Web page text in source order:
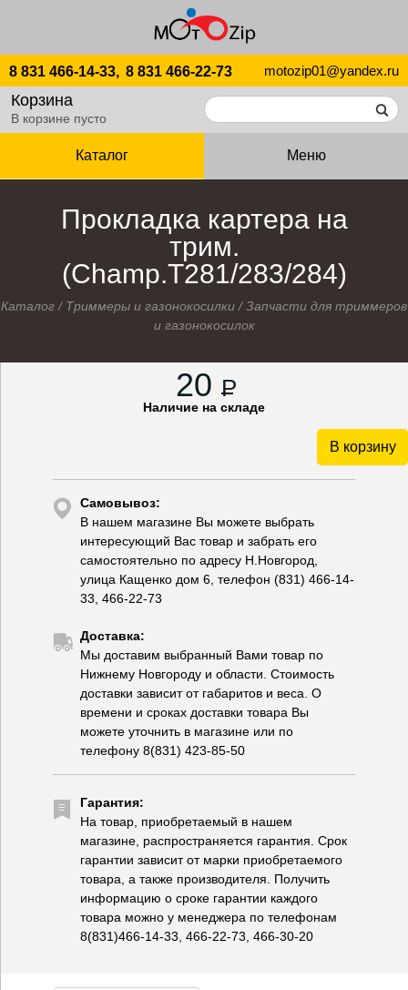
8 831 466-14-33, 8 831 466-22-73 motozip01@yandex.ru
Корзина
В корзине пусто
Каталог Меню
Прокладка картера на
трим.
(Champ.T281/283/284)
Каталог / Триммеры и газонокосилки /Запчасти для триммеров
и газонокосилок
20 P
Наличие на складе
В корзину
Самовывоз:
В нашем магазине Вы можете выбрать
интересующий Вас товар и забрать его
самостоятельно по адресу Н.Новгород,
улица Кащенко дом 6, телефон (831) 466-14-
33, 466-22-73
Доставка:
Мы доставим выбранный Вами товар по
Нижнему Новгороду и области. Стоимость
доставки зависит от габаритов и веса. О
времени и сроках доставки товара Вы
можете уточнить в магазине или по
телефону 8(831) 423-85-50
Гарантия:
На товар, приобретаемый в нашем
магазине, распространяется гарантия. Срок
гарантии зависит от марки приобретаемого
товара, а также производителя. Получить
информацию о сроке гарантии каждого
товара можно у менеджера по телефонам
8(831)466-14-33, 466-22-73, 466-30-20